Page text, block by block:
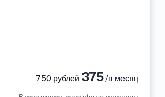
750 рублей375/в месяц